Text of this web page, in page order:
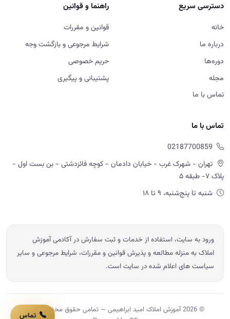
دسترسی سریع
خانه
درباره ما
دوره‌ها
مجله
تماس با ما
راهنما و قوانین
قوانین و مقررات
شرایط مرجوعی و بازگشت وجه
حریم خصوصی
پشتیبانی و پیگیری
تماس با ما
02187700859
تهران - شهرک غرب - خیابان دادمان - کوچه فائزدشتی - بن بست اول -
پلاک ۷- طبقه ۵
شنبه تا پنج‌شنبه، ۹ تا ۱۸
ورود به سایت، استفاده از خدمات و ثبت سفارش در آکادمی آموزش
املاک به منزله مطالعه و پذیرش قوانین و مقررات، شرایط مرجوعی و سایر
سیاست های اعلام شده در سایت است.
© 2026 آموزش املاک امید ابراهیمی — تمامی حقوق محفوظ است.
تماس